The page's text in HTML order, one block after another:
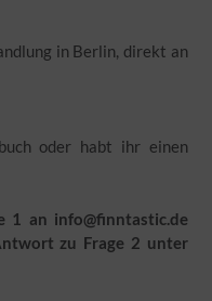
in Berlin, direkt an
oder habt ihr einen
1 an info@finntastic.de
zu Frage 2 unter